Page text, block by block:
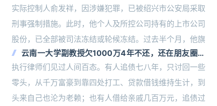
实际控制人俞发祥，因涉嫌犯罪，已被绍兴市公安局采取
刑事强制措施。此时，他个人及所控公司持有的上市公司
股份，已全部被司法冻结或轮候冻结。过去半个月，他旗
云南一大学副教授欠1000万4年不还，还在朋友圈晒
旅游，债主患癌求“救命钱”
执行律师们见过人间百态。有人追债七八年，只讨回一些
零头，从千万富豪到靠四处打工、贷款借钱维持生计，到
头来自己也沦为老赖；也有人借给亲戚几百万元，追债过